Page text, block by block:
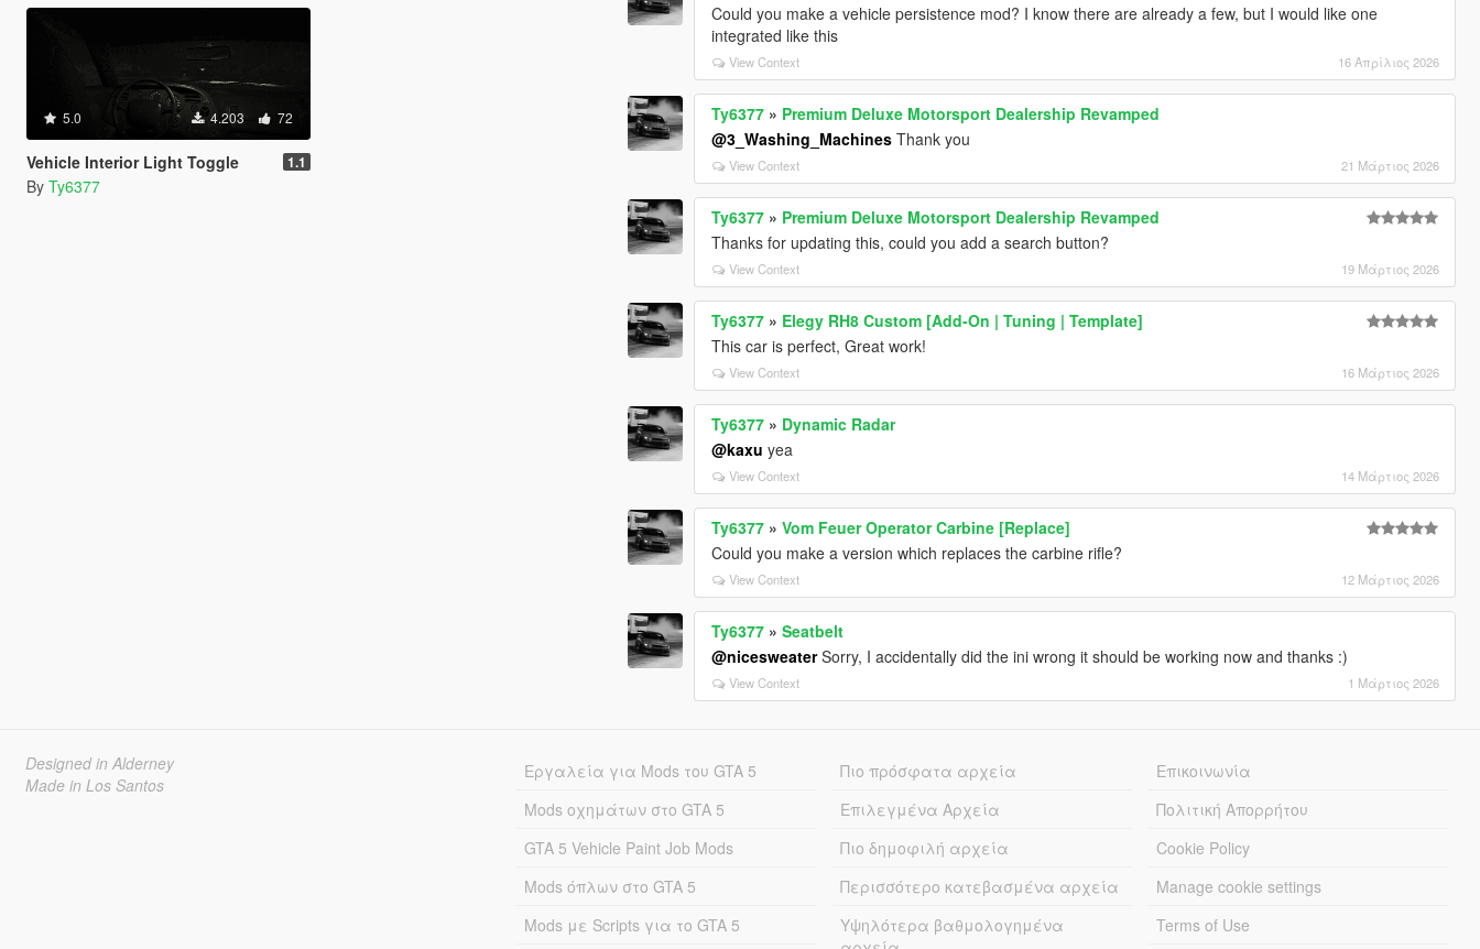
5.0 4.203 72
Vehicle Interior Light Toggle 1.1
By Ty6377
Could you make a vehicle persistence mod? I know there are already a few, but I would like one
integrated like this
View Context 16 Απρίλιος 2026
Ty6377 » Premium Deluxe Motorsport Dealership Revamped
@3_Washing_Machines Thank you
View Context 21 Μάρτιος 2026
Ty6377 » Premium Deluxe Motorsport Dealership Revamped
Thanks for updating this, could you add a search button?
View Context 19 Μάρτιος 2026
Ty6377 » Elegy RH8 Custom [Add-On | Tuning | Template]
This car is perfect, Great work!
View Context 16 Μάρτιος 2026
Ty6377 » Dynamic Radar
@kaxu yea
View Context 14 Μάρτιος 2026
Ty6377 »Vom Feuer Operator Carbine [Replace]
Could you make a version which replaces the carbine rifle?
View Context 12 Μάρτιος 2026
Ty6377 »Seatbelt
@nicesweaterSorry, I accidentally did the ini wrong it should be working now and thanks :)
View Context 1 Μάρτιος 2026
Designed in Alderney
Made in Los Santos
Εργαλεία για Mods του GTA 5
Mods οχημάτων στο GTA 5
GTA 5 Vehicle Paint Job Mods
Mods όπλων στο GTA 5
Mods με Scripts για το GTA 5
Πιο πρόσφατα αρχεία
Επιλεγμένα Αρχεία
Πιο δημοφιλή αρχεία
Περισσότερο κατεβασμένα αρχεία
Υψηλότερα βαθμολογημένα
Επικοινωνία
Πολιτική Απορρήτου
Cookie Policy
Manage cookie settings
Terms of Use